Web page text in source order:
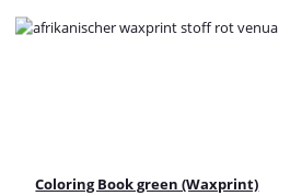
Coloring Book green (Waxprint)